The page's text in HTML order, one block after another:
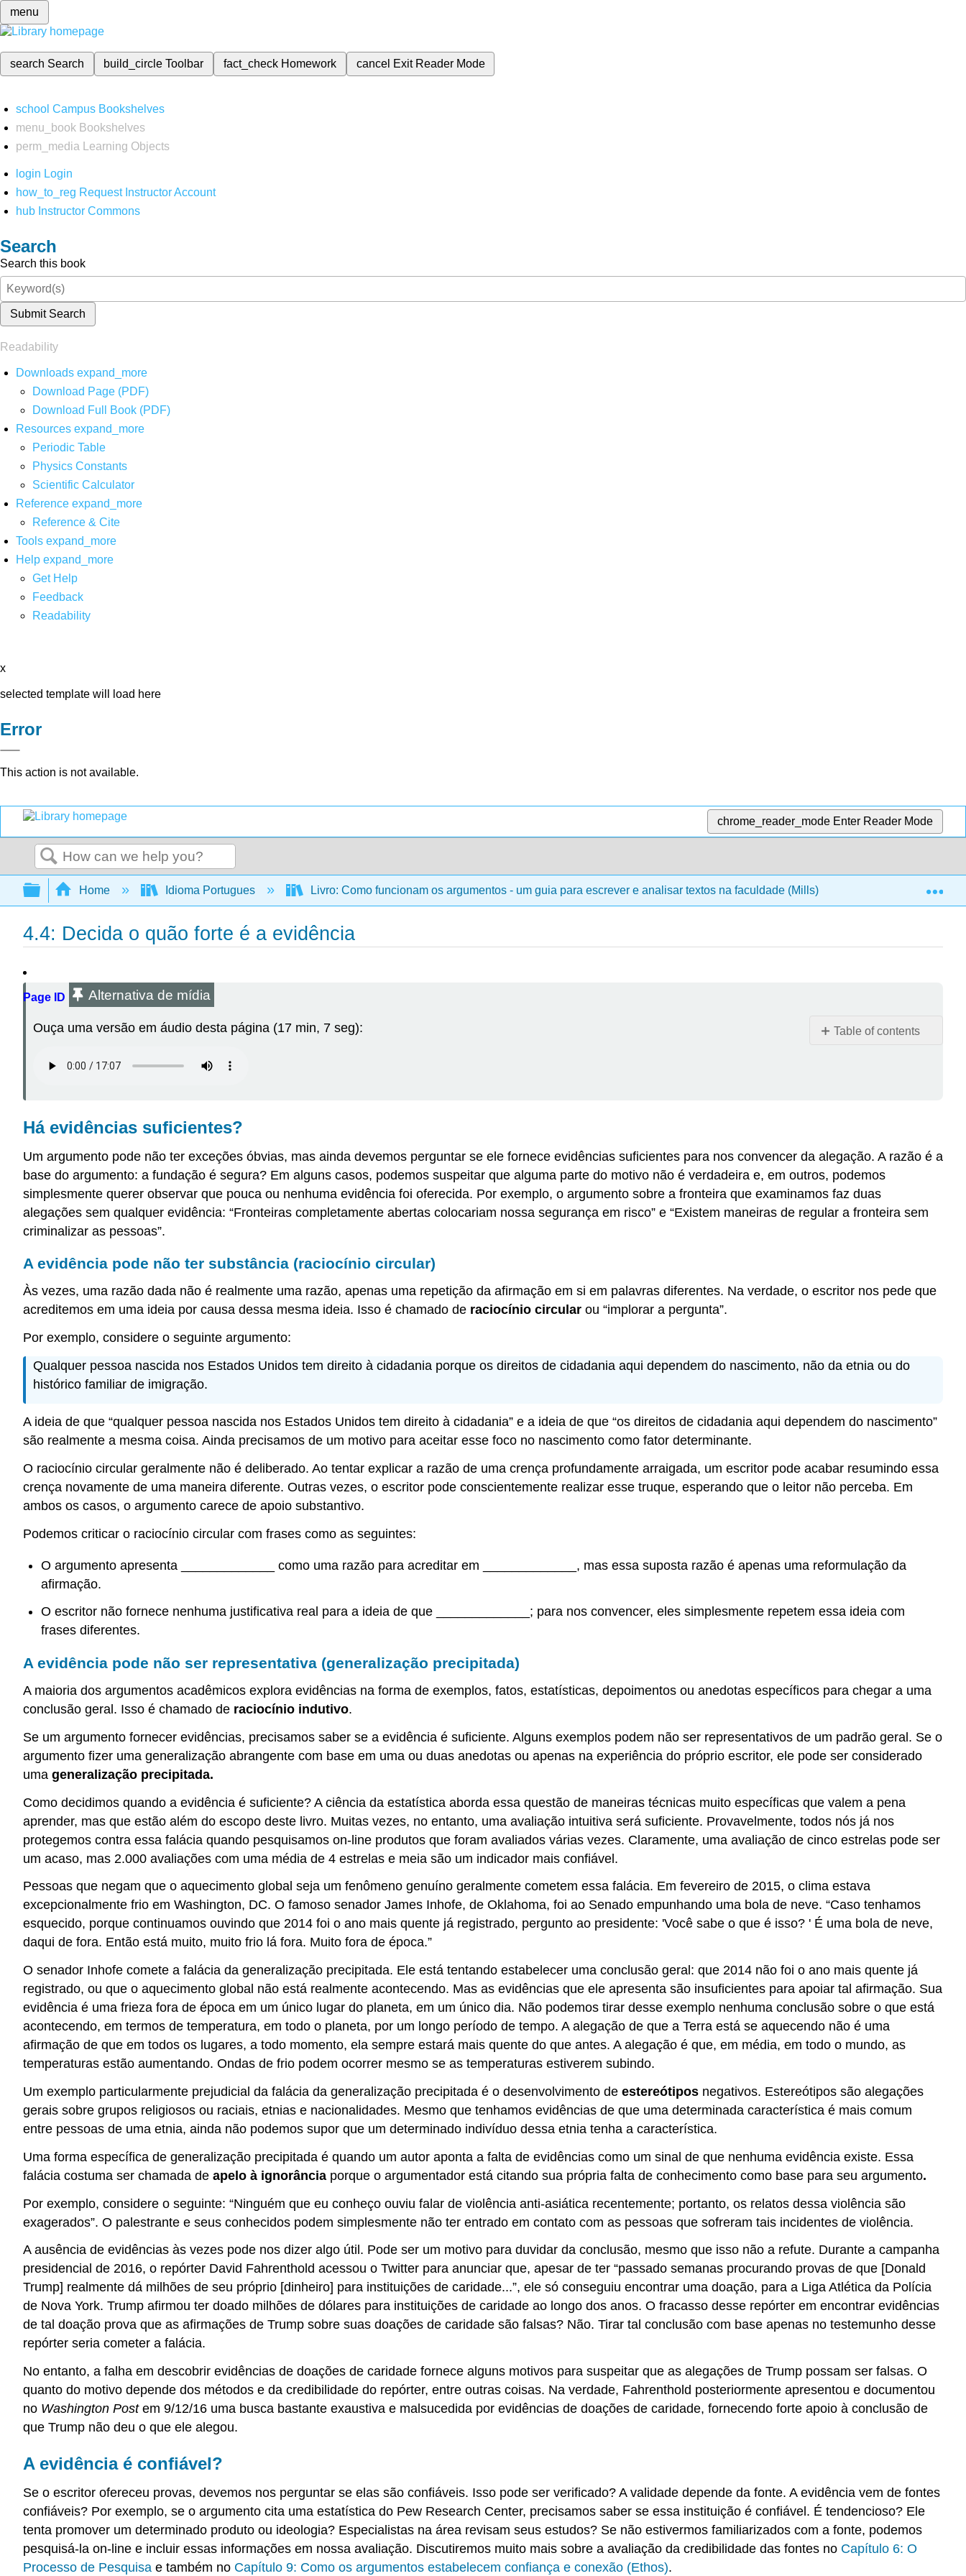
menu
search Search build_circleToolbar fact_check Homework cancel Exit Reader Mode
school Campus Bookshelves
menu_book Bookshelves
perm_media
Learning Objects
login Login
how_to_reg Request Instructor Account
hub Instructor Commons
Search
Search this book
Submit Search
Readability
Downloads expand_more
Download Page (PDF)
Download Full Book (PDF)
Resources expand_more
Periodic Table
Physics Constants
Scientific Calculator
Reference expand_more
Reference & Cite
Tools expand_more
Help expand_more
Get Help
Feedback
Readability
x
selected template will load here
Error
This action is not available.
chrome_reader_mode Enter Reader Mode
Search
Expand/collapse global hierarchy
Home Idioma Portugues Livro: Como funcionam os argumentos - um guia para escrever e analisar textos na faculdade (Mills) 4: Avaliando a
4.4: Decida o quão forte é a evidência
Page ID
Table of contents
A
evidência
pode
ter
A
evidência
representativa
confiável?
variedade
Tipos
e
Estatísticas
especialistas
Anedotas
realmente
apóia
a
alegação
é
muito
muito
definitiva,
dadas
as
evidências?
Frases
a
evidência
argumento
Elogiando
as
evidências
Evidências
críticas
Exercício
\PageIndex 1
\PageIndex
1
Atribuições
Alternativa de mídia
Ouça uma versão em áudio desta página (17 min, 7 seg):
Há evidências suficientes?
Um argumento pode não ter exceções óbvias, mas ainda devemos perguntar se ele fornece evidências suficientes para nos convencer da alegação. A razão é a
base do argumento: a fundação é segura? Em alguns casos, podemos suspeitar que alguma parte do motivo não é verdadeira e, em outros, podemos
simplesmente querer observar que pouca ou nenhuma evidência foi oferecida. Por exemplo, o argumento sobre a fronteira que examinamos faz duas
alegações sem qualquer evidência: “Fronteiras completamente abertas colocariam nossa segurança em risco” e “Existem maneiras de regular a fronteira sem
criminalizar as pessoas”.
A evidência pode não ter substância (raciocínio circular)
Às vezes, uma razão dada não é realmente uma razão, apenas uma repetição da afirmação em si em palavras diferentes. Na verdade, o escritor nos pede que
acreditemos em uma ideia por causa dessa mesma ideia. Isso é chamado de raciocínio circular ou “implorar a pergunta”.
Por exemplo, considere o seguinte argumento:
Qualquer pessoa nascida nos Estados Unidos tem direito à cidadania porque os direitos de cidadania aqui dependem do nascimento, não da etnia ou do
histórico familiar de imigração.
A ideia de que “qualquer pessoa nascida nos Estados Unidos tem direito à cidadania” e a ideia de que “os direitos de cidadania aqui dependem do nascimento”
são realmente a mesma coisa. Ainda precisamos de um motivo para aceitar esse foco no nascimento como fator determinante.
O raciocínio circular geralmente não é deliberado. Ao tentar explicar a razão de uma crença profundamente arraigada, um escritor pode acabar resumindo essa
crença novamente de uma maneira diferente. Outras vezes, o escritor pode conscientemente realizar esse truque, esperando que o leitor não perceba. Em
ambos os casos, o argumento carece de apoio substantivo.
Podemos criticar o raciocínio circular com frases como as seguintes:
O argumento apresenta _____________ como uma razão para acreditar em _____________, mas essa suposta razão é apenas uma reformulação da
afirmação.
O escritor não fornece nenhuma justificativa real para a ideia de que _____________; para nos convencer, eles simplesmente repetem essa ideia com
frases diferentes.
A evidência pode não ser representativa (generalização precipitada)
A maioria dos argumentos acadêmicos explora evidências na forma de exemplos, fatos, estatísticas, depoimentos ou anedotas específicos para chegar a uma
conclusão geral. Isso é chamado de raciocínio indutivo.
Se um argumento fornecer evidências, precisamos saber se a evidência é suficiente. Alguns exemplos podem não ser representativos de um padrão geral. Se o
argumento fizer uma generalização abrangente com base em uma ou duas anedotas ou apenas na experiência do próprio escritor, ele pode ser considerado
uma generalização precipitada.
Como decidimos quando a evidência é suficiente? A ciência da estatística aborda essa questão de maneiras técnicas muito específicas que valem a pena
aprender, mas que estão além do escopo deste livro. Muitas vezes, no entanto, uma avaliação intuitiva será suficiente. Provavelmente, todos nós já nos
protegemos contra essa falácia quando pesquisamos on-line produtos que foram avaliados várias vezes. Claramente, uma avaliação de cinco estrelas pode ser
um acaso, mas 2.000 avaliações com uma média de 4 estrelas e meia são um indicador mais confiável.
Pessoas que negam que o aquecimento global seja um fenômeno genuíno geralmente cometem essa falácia. Em fevereiro de 2015, o clima estava
excepcionalmente frio em Washington, DC. O famoso senador James Inhofe, de Oklahoma, foi ao Senado empunhando uma bola de neve. “Caso tenhamos
esquecido, porque continuamos ouvindo que 2014 foi o ano mais quente já registrado, pergunto ao presidente: 'Você sabe o que é isso? ' É uma bola de neve,
daqui de fora. Então está muito, muito frio lá fora. Muito fora de época.”
O senador Inhofe comete a falácia da generalização precipitada. Ele está tentando estabelecer uma conclusão geral: que 2014 não foi o ano mais quente já
registrado, ou que o aquecimento global não está realmente acontecendo. Mas as evidências que ele apresenta são insuficientes para apoiar tal afirmação. Sua
evidência é uma frieza fora de época em um único lugar do planeta, em um único dia. Não podemos tirar desse exemplo nenhuma conclusão sobre o que está
acontecendo, em termos de temperatura, em todo o planeta, por um longo período de tempo. A alegação de que a Terra está se aquecendo não é uma
afirmação de que em todos os lugares, a todo momento, ela sempre estará mais quente do que antes. A alegação é que, em média, em todo o mundo, as
temperaturas estão aumentando. Ondas de frio podem ocorrer mesmo se as temperaturas estiverem subindo.
Um exemplo particularmente prejudicial da falácia da generalização precipitada é o desenvolvimento de estereótipos negativos. Estereótipos são alegações
gerais sobre grupos religiosos ou raciais, etnias e nacionalidades. Mesmo que tenhamos evidências de que uma determinada característica é mais comum
entre pessoas de uma etnia, ainda não podemos supor que um determinado indivíduo dessa etnia tenha a característica.
Uma forma específica de generalização precipitada é quando um autor aponta a falta de evidências como um sinal de que nenhuma evidência existe. Essa
falácia costuma ser chamada de apelo à ignorância porque o argumentador está citando sua própria falta de conhecimento como base para seu argumento.
Por exemplo, considere o seguinte: “Ninguém que eu conheço ouviu falar de violência anti-asiática recentemente; portanto, os relatos dessa violência são
exagerados”. O palestrante e seus conhecidos podem simplesmente não ter entrado em contato com as pessoas que sofreram tais incidentes de violência.
A ausência de evidências às vezes pode nos dizer algo útil. Pode ser um motivo para duvidar da conclusão, mesmo que isso não a refute. Durante a campanha
presidencial de 2016, o repórter David Fahrenthold acessou o Twitter para anunciar que, apesar de ter “passado semanas procurando provas de que [Donald
Trump] realmente dá milhões de seu próprio [dinheiro] para instituições de caridade...”, ele só conseguiu encontrar uma doação, para a Liga Atlética da Polícia
de Nova York. Trump afirmou ter doado milhões de dólares para instituições de caridade ao longo dos anos. O fracasso desse repórter em encontrar evidências
de tal doação prova que as afirmações de Trump sobre suas doações de caridade são falsas? Não. Tirar tal conclusão com base apenas no testemunho desse
repórter seria cometer a falácia.
No entanto, a falha em descobrir evidências de doações de caridade fornece alguns motivos para suspeitar que as alegações de Trump possam ser falsas. O
quanto do motivo depende dos métodos e da credibilidade do repórter, entre outras coisas. Na verdade, Fahrenthold posteriormente apresentou e documentou
no Washington Postem 9/12/16 uma busca bastante exaustiva e malsucedida por evidências de doações de caridade, fornecendo forte apoio à conclusão de
que Trump não deu o que ele alegou.
A evidência é confiável?
Se o escritor ofereceu provas, devemos nos perguntar se elas são confiáveis. Isso pode ser verificado? A validade depende da fonte. A evidência vem de fontes
confiáveis? Por exemplo, se o argumento cita uma estatística do Pew Research Center, precisamos saber se essa instituição é confiável. É tendencioso? Ele
tenta promover um determinado produto ou ideologia? Especialistas na área revisam seus estudos? Se não estivermos familiarizados com a fonte, podemos
pesquisá-la on-line e incluir essas informações em nossa avaliação. Discutiremos muito mais sobre a avaliação da credibilidade das fontes no Capítulo 6: O
Processo de Pesquisa e também no Capítulo 9: Como os argumentos estabelecem confiança e conexão (Ethos).